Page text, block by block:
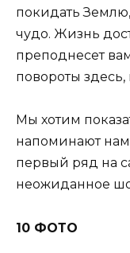
покидать
чудо. Жизнь
преподнесет
повороты
Мы хотим
напоминают
первый ряд на
неожиданное
10 ФОТО